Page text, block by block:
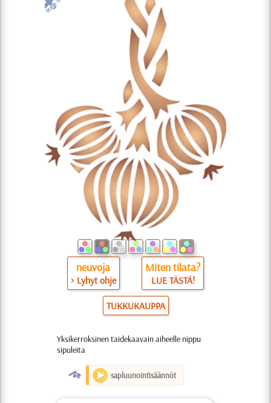
neuvoja
> Lyhyt ohje
Miten tilata?
LUE TÄSTÄ!
TUKKUKAUPPA
Yksikerroksinen taidekaavain aiheelle nippu
sipuleita
O sapluunointisäännöt